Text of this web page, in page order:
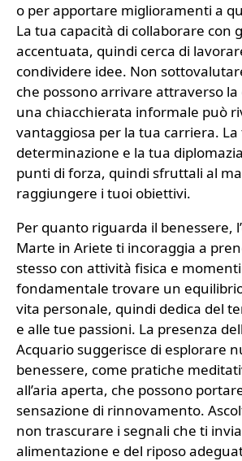
o per apportare miglioramenti a
La tua capacità di collaborare con
accentuata, quindi cerca di
condividere idee. Non
che possono arrivare attraverso
una chiacchierata informale può
vantaggiosa per la tua carriera. La
determinazione e la tua
punti di forza, quindi sfruttali al
raggiungere i tuoi obiettivi.
Per quanto riguarda il benessere,
Marte in Ariete ti incoraggia a
stesso con attività fisica e
fondamentale trovare un
vita personale, quindi dedica del
e alle tue passioni. La presenza
Acquario suggerisce di esplorare
benessere, come pratiche
all’aria aperta, che possono
sensazione di rinnovamento.
non trascurare i segnali che ti
alimentazione e del riposo